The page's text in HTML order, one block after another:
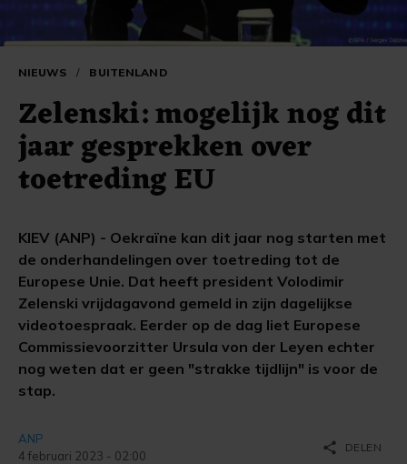
NIEUWS / BUITENLAND
Zelenski: mogelijk nog dit
jaar gesprekken over
toetreding EU
KIEV (ANP) - Oekraïne kan dit jaar nog starten met
de onderhandelingen over toetreding tot de
Europese Unie. Dat heeft president Volodimir
Zelenski vrijdagavond gemeld in zijn dagelijkse
videotoespraak. Eerder op de dag liet Europese
Commissievoorzitter Ursula von der Leyen echter
nog weten dat er geen "strakke tijdlijn" is voor de
stap.
ANP
4 februari 2023 - 02:00
share DELEN